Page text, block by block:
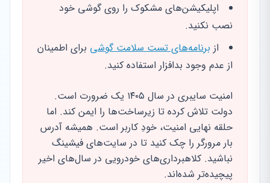
اپلیکیشن‌های مشکوک را روی گوشی خود
نصب نکنید.
از برنامه‌های تست سلامت گوشی برای اطمینان
از عدم وجود بدافزار استفاده کنید.
امنیت سایبری در سال ۱۴۰۵ یک ضرورت است.
دولت تلاش کرده تا زیرساخت‌ها را ایمن کند. اما
حلقه نهایی امنیت، خودِ کاربر است. همیشه آدرس
بار مرورگر را چک کنید تا در سایت‌های فیشینگ
نباشید. کلاهبرداری‌های خودرویی در سال‌های اخیر
پیچیده‌تر شده‌اند.